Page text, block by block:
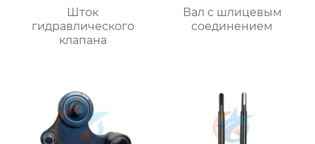
Шток
гидравлического
клапана
Вал с шлицевым
соединением